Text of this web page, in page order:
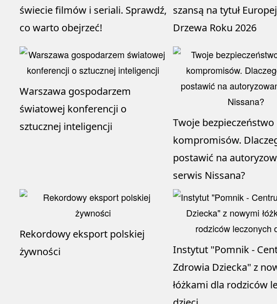
świecie filmów i seriali. Sprawdź,
co warto obejrzeć!
szansą na tytuł
Drzewa Roku 2026
Warszawa gospodarzem
światowej konferencji o
sztucznej inteligencji
Twoje bezpieczeństwo
kompromisów.
postawić na
serwis Nissana?
Rekordowy eksport polskiej
żywności
Instytut "Pomnik -
Zdrowia Dziecka" z
łóżkami dla rodziców